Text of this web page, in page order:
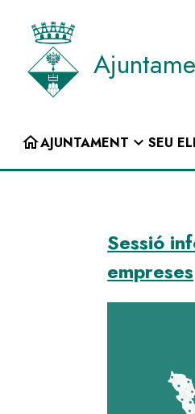
contingut
Navegació
INICI
homeAJUNTAMENT expand_more SEU
Sessió
empreses